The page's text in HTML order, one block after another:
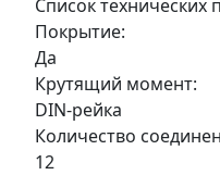
Список технических
Покрытие:
Да
Крутящий момент:
DIN-рейка
Количество
12